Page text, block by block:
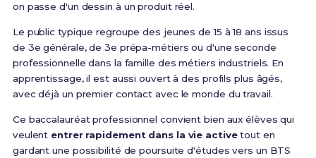
on passe d'un dessin à un produit réel.
Le public typique regroupe des jeunes de 15 à 18 ans issus
de 3e générale, de 3e prépa-métiers ou d'une seconde
professionnelle dans la famille des métiers industriels. En
apprentissage, il est aussi ouvert à des profils plus âgés,
avec déjà un premier contact avec le monde du travail.
Ce baccalauréat professionnel convient bien aux élèves qui
veulent entrer rapidement dans la vie activetout en
gardant une possibilité de poursuite d'études vers un BTS